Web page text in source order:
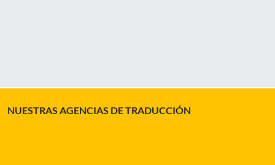
NUESTRAS AGENCIAS DE TRADUCCIÓN